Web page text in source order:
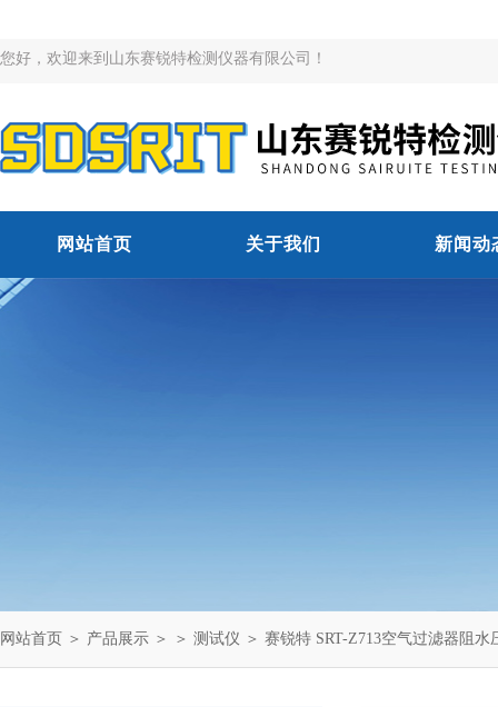
您好，欢迎来到山东赛锐特检测仪器有限公司！
网站首页 关于我们 新闻动
网站首页 ＞ 产品展示 ＞ ＞ 测试仪 ＞ 赛锐特 SRT-Z713空气过滤器阻